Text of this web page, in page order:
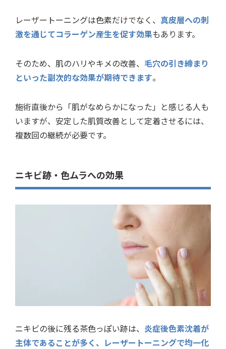
レーザートーニングは色素だけでなく、 真皮層への刺
激を通じてコラーゲン産生を促す効果もあります。
そのため、肌のハリやキメの改善、 毛穴の引き締まり
といった副次的な効果が期待できます。
施術直後から「肌がなめらかになった」と感じる人も
いますが、安定した肌質改善として定着させるには、
複数回の継続が必要です。
ニキビ跡・色ムラへの効果
ニキビの後に残る茶色っぽい跡は、 炎症後色素沈着が
主体であることが多く、レーザートーニングで均一化